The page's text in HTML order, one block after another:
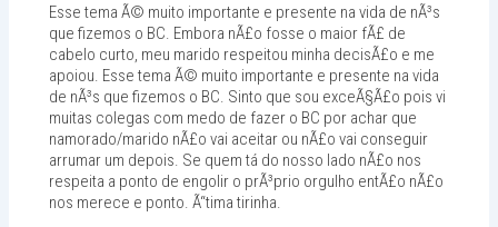
Esse tema Ã© muito importante e presente na vida de nÃ³s
que fizemos o BC. Embora nÃ£o fosse o maior fÃ£ de
cabelo curto, meu marido respeitou minha decisÃ£o e me
apoiou. Esse tema Ã© muito importante e presente na vida
de nÃ³s que fizemos o BC. Sinto que sou exceÃ§Ã£o pois vi
muitas colegas com medo de fazer o BC por achar que
namorado/marido nÃ£o vai aceitar ou nÃ£o vai conseguir
arrumar um depois. Se quem tá do nosso lado nÃ£o nos
respeita a ponto de engolir o prÃ³prio orgulho entÃ£o nÃ£o
nos merece e ponto. Ã“tima tirinha.